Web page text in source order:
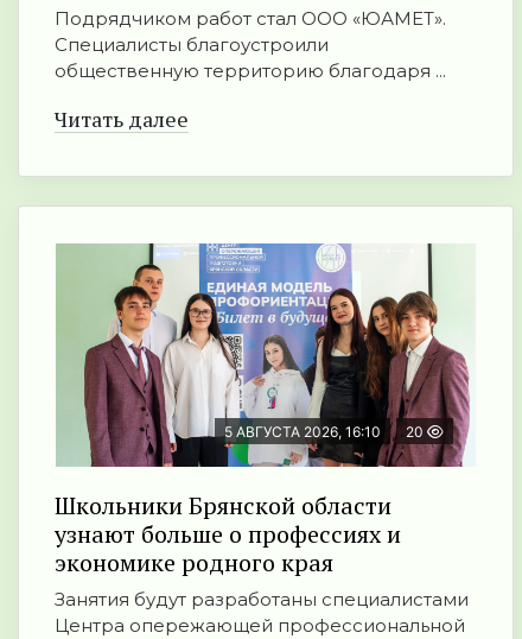
Подрядчиком работ стал ООО «ЮАМЕТ».
Специалисты благоустроили
общественную территорию благодаря ...
Читать далее
5 АВГУСТА 2026, 16:10 20
Школьники Брянской области
узнают больше о профессиях и
экономике родного края
Занятия будут разработаны специалистами
Центра опережающей профессиональной